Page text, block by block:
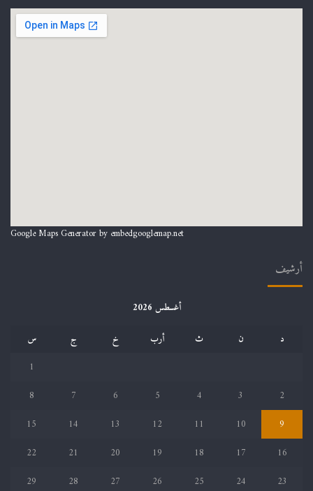
Google Maps Generator by embedgooglemap.net
أرشيف
أغسطس 2026
د
ن ث أرب خ ج
س
1
2
3
4
5
6
7
8
9
10
11
12
13
14
15
16
17
18
19
20
21
22
23
24
25
26
27
28
29